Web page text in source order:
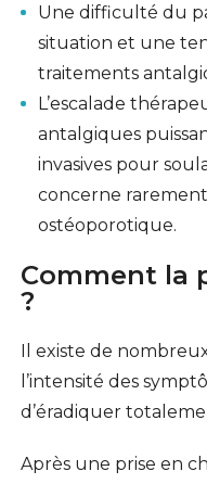
Une difficulté du
situation et une
traitements
L’escalade
antalgiques
invasives pour
concerne
ostéoporotique.
Comment la
?
Il existe de
l’intensité des
d’éradiquer
Après une prise en